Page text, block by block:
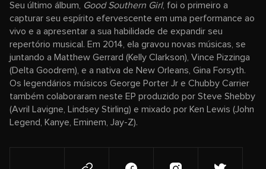
Seu último álbum, Good Southern Girl, foi o primeiro a
capturar seu espírito efervescente em uma performance ao
vivo e a apresentar a sua habilidade de expandir seu
repertório musical. Em 2014, ela gravou novas músicas, se
juntando a Matthew Gerrard (Kelly Clarkson), Vince Pizzinga
(Delta Goodrem), e a nativa de New Orleans, Gina Forsyth.
Os legendários músicos George Porter Jr e Chubby Carrier
também colaboraram neste EP produzido por Steve Shebby
(Avril Lavigne, Lindsey Stirling) e mixado por Ken Lewis (John
Legend, Kanye, Eminem, Jay-Z).